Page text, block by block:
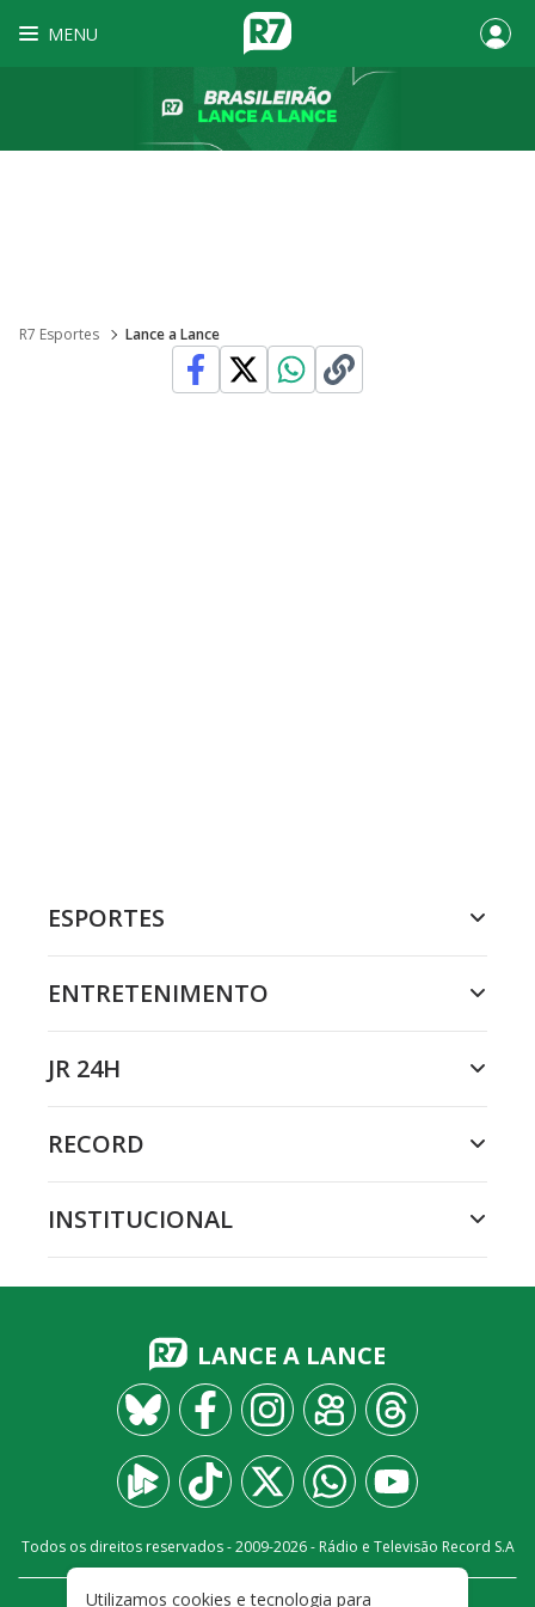
MENU
R7 Esportes Lance a Lance
ESPORTES
ENTRETENIMENTO
JR 24H
RECORD
INSTITUCIONAL
LANCE A LANCE
Todos os direitos reservados - 2009-2026- Rádio e Televisão Record S.A
Utilizamos cookies e tecnologia para